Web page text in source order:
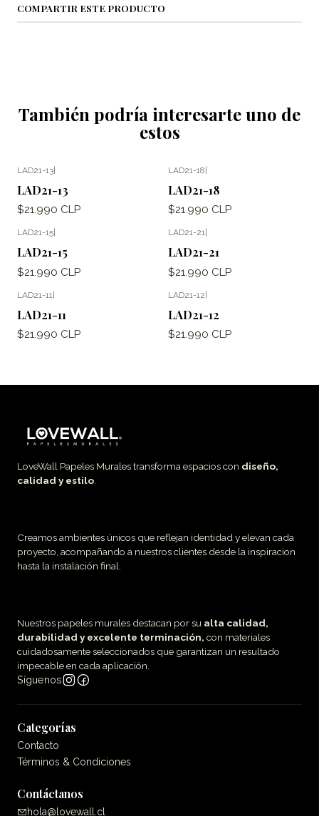
COMPARTIR ESTE PRODUCTO
También podría interesarte uno de
estos
LAD21-13|
LAD21-13
$21.990 CLP
LAD21-18|
LAD21-18
$21.990 CLP
LAD21-15
LAD21-15
$21.990 CLP
LAD21-21
LAD21-21
$21.990 CLP
LAD21-11 |
LAD21-11
$21.990 CLP
LAD21-12|
LAD21-12
$21.990 CLP
LoveWall Papeles Murales transforma espacios con diseño,
calidad y estilo
Creamos ambientes únicos que reflejan identidad y elevan cada
proyecto, acompañando a nuestros clientes desde la inspiracion
hasta la instalación final.
Nuestros papeles murales destacan por su alta calidad,
durabilidad y excelente terminación, con materiales
cuidadosamente seleccionados que garantizan un resultado
impecable en cada aplicación.
Síguenos
Categorías
Contacto
Términos & Condiciones
Contáctanos
hola@lovewall.cl